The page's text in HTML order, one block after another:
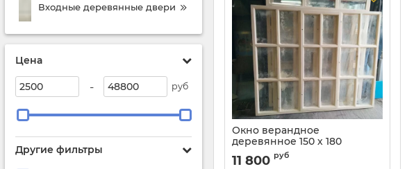
Входные деревянные двери
Цена
- руб
Другие фильтры
Окно верандное
деревянное 150 х 180
11 800 руб